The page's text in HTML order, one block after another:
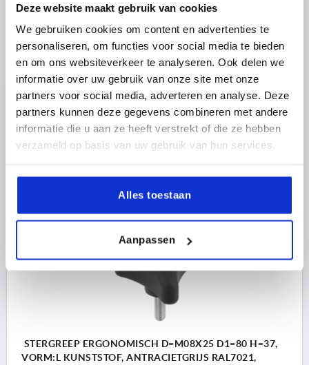
Deze website maakt gebruik van cookies
We gebruiken cookies om content en advertenties te
personaliseren, om functies voor social media te bieden
en om ons websiteverkeer te analyseren. Ook delen we
informatie over uw gebruik van onze site met onze
partners voor social media, adverteren en analyse. Deze
partners kunnen deze gegevens combineren met andere
informatie die u aan ze heeft verstrekt of die ze hebben
verzameld op basis van uw gebruik van hun services.
Alles toestaan
Aanpassen
STERGREEP ERGONOMISCH D=M08X20 D1=80 H=37,
VORM:L KUNSTSTOF, ANTRACIETGRIJS RAL7021,
VORM=L
MATERIAAL COMPONENT=STAAL
SCHROEFDRAAD=M8
BUITENDIAMETER=80
D2=26
HOOGTE=37
H1=10 SCHROEFDRAADLENGTE=20
Bestelnummer: K0785.8008X20
excl. BTW
DETAILS
STERGREEP ERGONOMISCH D=M08X25 D1=80 H=37,
VORM:L KUNSTSTOF, ANTRACIETGRIJS RAL7021,